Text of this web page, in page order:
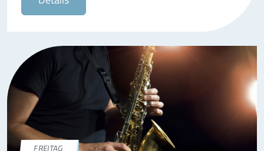
FREITAG